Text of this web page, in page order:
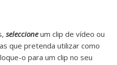
seleccioneum clip de vídeo ou
que pretenda utilizar como
o para um clip no seu